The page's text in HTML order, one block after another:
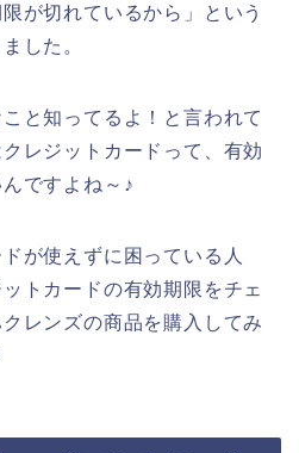
が切れているから」という
した。
と知ってるよ！と言われて
レジットカードって、有効
ですよね～♪
が使えずに困っている人
トカードの有効期限をチェ
レンズの商品を購入してみ